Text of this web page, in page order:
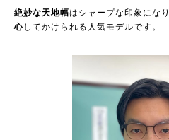
絶妙な天地幅はシャープな印象になり
心してかけられる人気モデルです。